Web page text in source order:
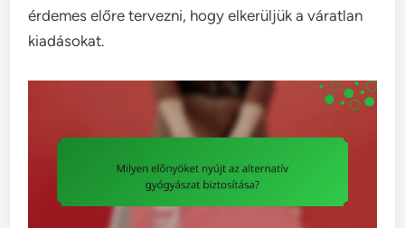
érdemes előre tervezni, hogy elkerüljük a váratlan
kiadásokat.